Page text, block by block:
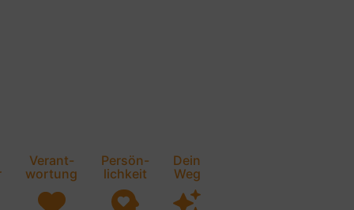
Verant-
wortung
Persön-
lichkeit
Dein
Weg